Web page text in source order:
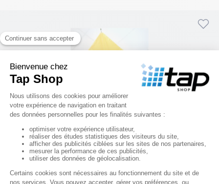
Bâche de rétention vinyle renforcé - L3048xl3048 mm
RÉF. 49043
143,68 € HT